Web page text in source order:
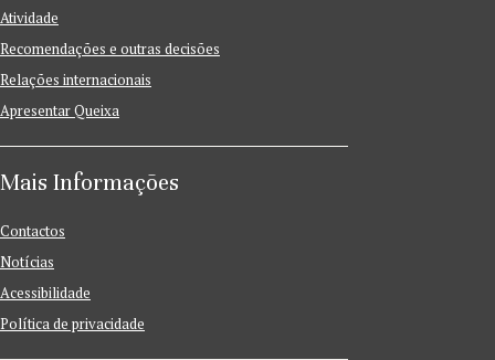
Atividade
Recomendações e outras decisões
Relações internacionais
Apresentar Queixa
Mais Informações
Contactos
Notícias
Acessibilidade
Política de privacidade